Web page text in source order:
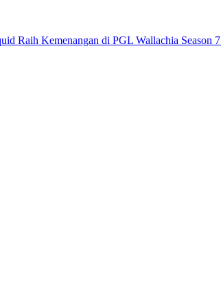
Raih Kemenangan di PGL Wallachia Season 7